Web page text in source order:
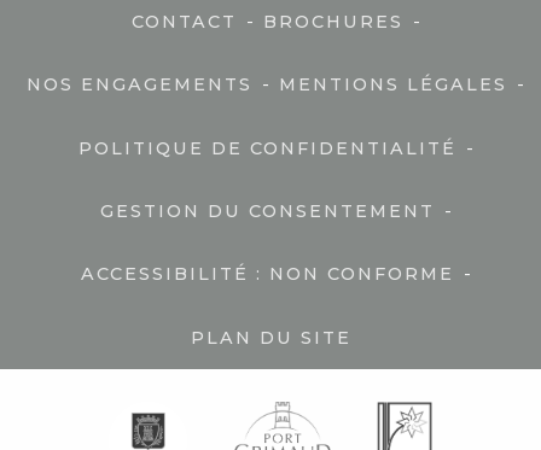
CONTACT - BROCHURES -
NOS ENGAGEMENTS - MENTIONS LÉGALES -
POLITIQUE DE CONFIDENTIALITÉ -
GESTION DU CONSENTEMENT -
ACCESSIBILITÉ : NON CONFORME -
PLAN DU SITE